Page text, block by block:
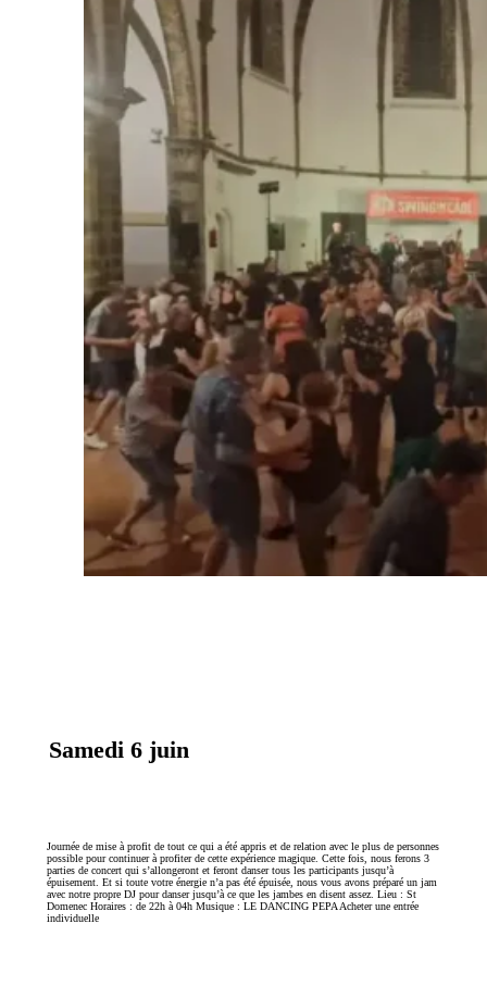
Samedi 6 juin
Journée de mise à profit de tout ce qui a été appris et de relation avec le plus de personnes
possible pour continuer à profiter de cette expérience magique. Cette fois, nous ferons 3
parties de concert qui s’allongeront et feront danser tous les participants jusqu’à
épuisement. Et si toute votre énergie n’a pas été épuisée, nous vous avons préparé un jam
avec notre propre DJ pour danser jusqu’à ce que les jambes en disent assez. Lieu : St
Domenec Horaires : de 22h à 04h Musique : LE DANCING PEPA Acheter une entrée
individuelle